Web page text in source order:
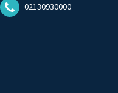
02130930000